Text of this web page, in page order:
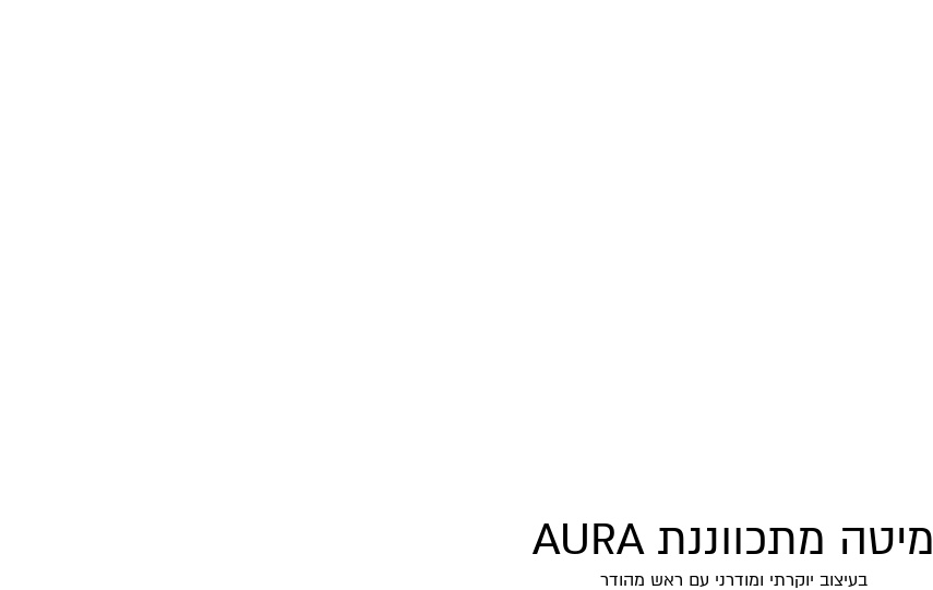
מיטה מתכווננת AURA
בעיצוב יוקרתי ומודרני עם ראש מהודר